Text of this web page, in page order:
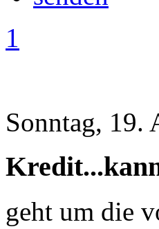
1
Sonntag, 19.
geht um die